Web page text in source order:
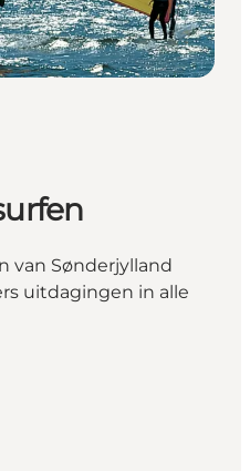
van Sønderjylland
uitdagingen in alle